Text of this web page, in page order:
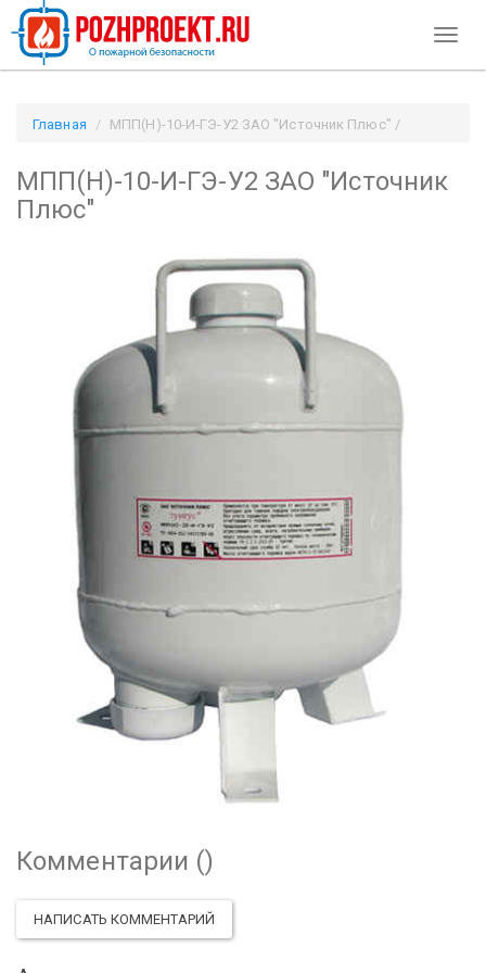
Главная
МПП(Н)-10-И-ГЭ-У2 ЗАО "Источник Плюс" /
МПП(Н)-10-И-ГЭ-У2 ЗАО "Источник
Плюс"
Комментарии ()
НАПИСАТЬ КОММЕНТАРИЙ